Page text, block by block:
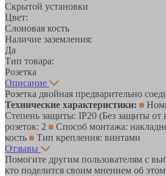
Скрытой установки
Цвет:
Слоновая кость
Наличие заземления:
Да
Тип товара:
Розетка
Описание
Розетка двойная предварительно
Технические характеристики:
Степень защиты: IP20 (Без защиты от
розеток: 2
Способ монтажа:
кость
Тип крепления: винтами
Отзывы
Помогите другим пользователям с
кто поделится своим мнением об этом